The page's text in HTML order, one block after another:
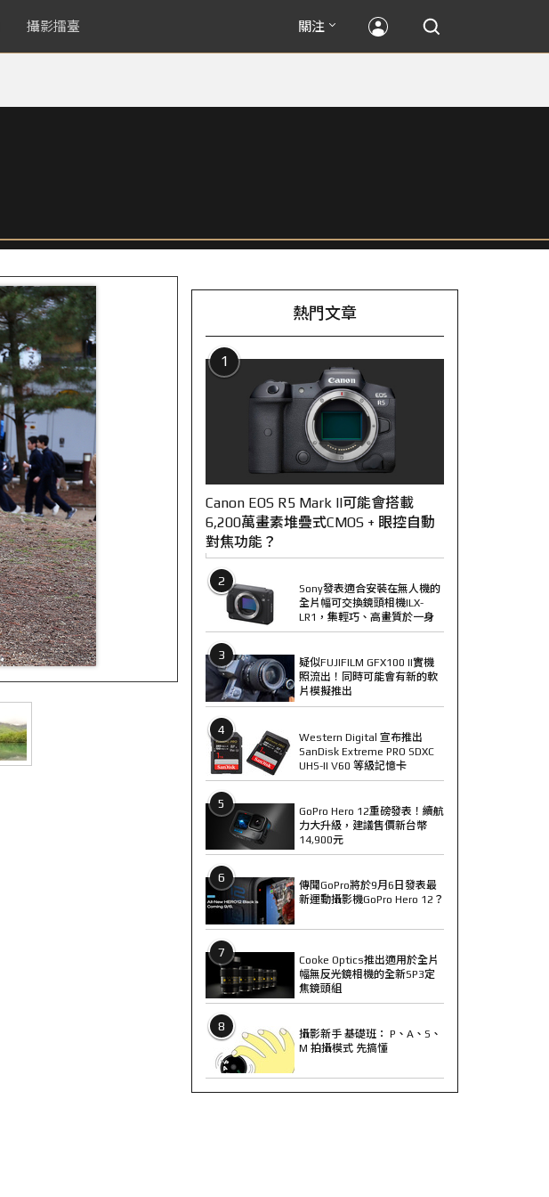
攝影擂臺 關注
熱門文章
1
Canon EOS R5 Mark II可能會搭載
6,200萬畫素堆疊式CMOS + 眼控自動
對焦功能？
2
Sony發表適合安裝在無人機的
全片幅可交換鏡頭相機ILX-
LR1，集輕巧、高畫質於一身
3
疑似FUJIFILM GFX100 II實機
照流出！同時可能會有新的軟
片模擬推出
4
Western Digital 宣布推出
SanDisk Extreme PRO SDXC
UHS-II V60 等級記憶卡
5
GoPro Hero 12重磅發表！續航
力大升級，建議售價新台幣
14,900元
6
傳聞GoPro將於9月6日發表最
新運動攝影機GoPro Hero 12？
7
Cooke Optics推出適用於全片
幅無反光鏡相機的全新SP3定
焦鏡頭組
8
攝影新手 基礎班： P、A、S、
M 拍攝模式 先搞懂